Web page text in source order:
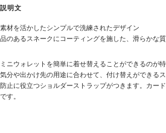
説明文
素材を活かしたシンプルで洗練されたデザイン
品のあるスネークにコーティングを施した、滑らかな質
ミニウォレットを簡単に着せ替えることができるのが
気分や出かけ先の用途に合わせて、付け替えができる
防止に役立つショルダーストラップがつきます。カー
です。